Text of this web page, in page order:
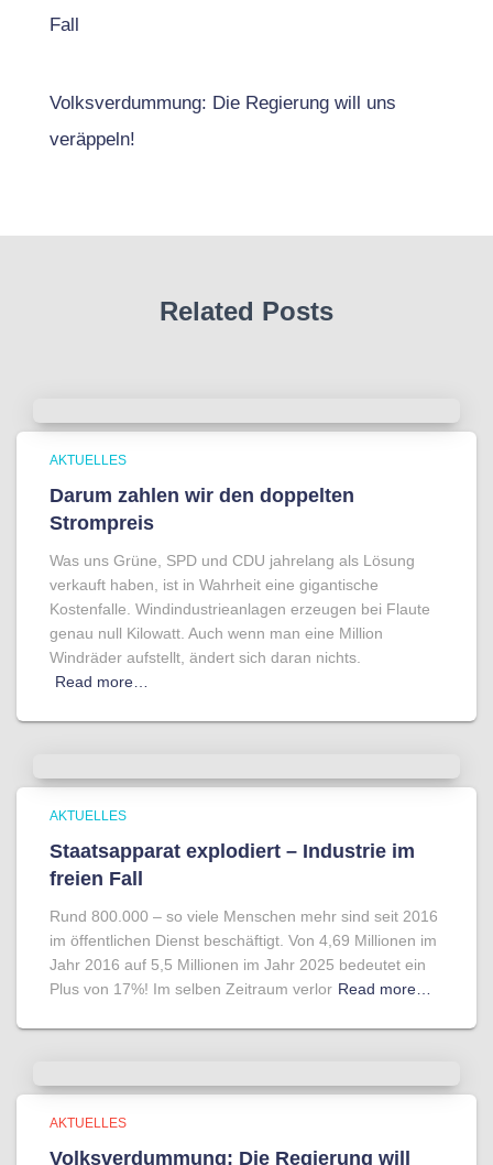
Fall
Volksverdummung: Die Regierung will uns
veräppeln!
Related Posts
AKTUELLES
Darum zahlen wir den doppelten
Strompreis
Was uns Grüne, SPD und CDU jahrelang als Lösung
verkauft haben, ist in Wahrheit eine gigantische
Kostenfalle. Windindustrieanlagen erzeugen bei Flaute
genau null Kilowatt. Auch wenn man eine Million
Windräder aufstellt, ändert sich daran nichts.
Read more…
AKTUELLES
Staatsapparat explodiert – Industrie im
freien Fall
Rund 800.000 – so viele Menschen mehr sind seit 2016
im öffentlichen Dienst beschäftigt. Von 4,69 Millionen im
Jahr 2016 auf 5,5 Millionen im Jahr 2025 bedeutet ein
Plus von 17%! Im selben Zeitraum verlor Read more…
AKTUELLES
Volksverdummung: Die Regierung will